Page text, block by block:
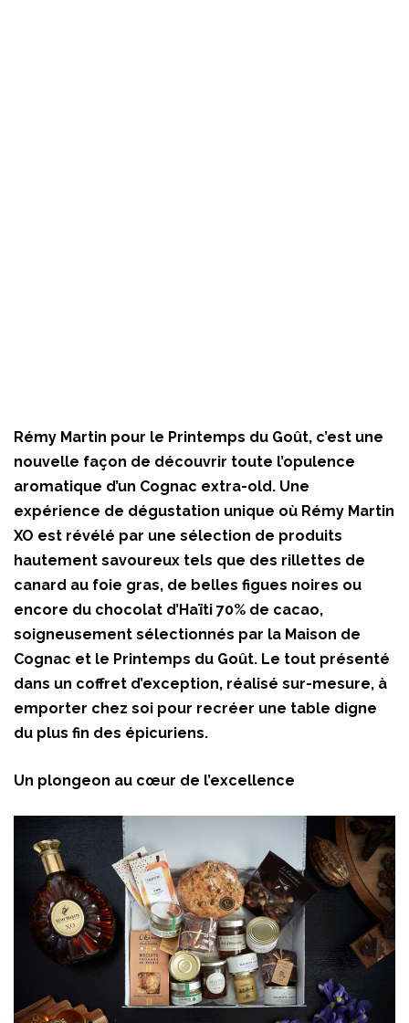
Rémy Martin pour le Printemps du Goût, c’est une
nouvelle façon de découvrir toute l’opulence
aromatique d’un Cognac extra-old. Une
expérience de dégustation unique où Rémy Martin
XO est révélé par une sélection de produits
hautement savoureux tels que des rillettes de
canard au foie gras, de belles figues noires ou
encore du chocolat d’Haïti 70% de cacao,
soigneusement sélectionnés par la Maison de
Cognac et le Printemps du Goût. Le tout présenté
dans un coffret d’exception, réalisé sur-mesure, à
emporter chez soi pour recréer une table digne
du plus fin des épicuriens.
Un plongeon au cœur de l’excellence